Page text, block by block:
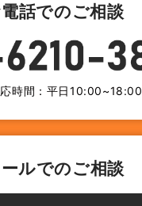
話でのご相談
時間：平日10:00~18:00
ルでのご相談